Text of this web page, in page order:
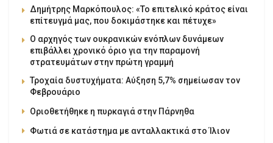
Δημήτρης Μαρκόπουλος: «Το επιτελικό κράτος είναι
επίτευγμά μας, που δοκιμάστηκε και πέτυχε»
Ο αρχηγός των ουκρανικών ενόπλων δυνάμεων
επιβάλλει χρονικό όριο για την παραμονή
στρατευμάτων στην πρώτη γραμμή
Τροχαία δυστυχήματα: Αύξηση 5,7% σημείωσαν τον
Φεβρουάριο
Οριοθετήθηκε η πυρκαγιά στην Πάρνηθα
Φωτιά σε κατάστημα με ανταλλακτικά στο Ίλιον